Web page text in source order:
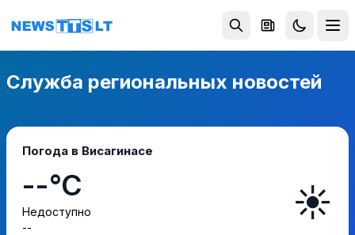
Перейти к содержимому
Служба региональных новостей
Погода в Висагинасе
--°C
Недоступно
--
☀️